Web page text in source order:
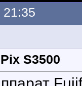
21:35
S3500